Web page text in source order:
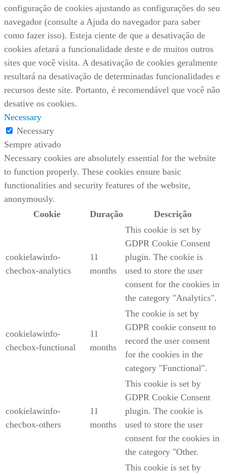
configuração de cookies ajustando as configurações do seu
navegador (consulte a Ajuda do navegador para saber
como fazer isso). Esteja ciente de que a desativação de
cookies afetará a funcionalidade deste e de muitos outros
sites que você visita. A desativação de cookies geralmente
resultará na desativação de determinadas funcionalidades e
recursos deste site. Portanto, é recomendável que você não
desative os cookies.
Necessary
Necessary
Sempre ativado
Necessary cookies are absolutely essential for the website
to function properly. These cookies ensure basic
functionalities and security features of the website,
anonymously.
Cookie
Duração Descrição
cookielawinfo-
checbox-analytics
11
months
This cookie is set by
GDPR Cookie Consent
plugin. The cookie is
used to store the user
consent for the cookies in
the category "Analytics".
cookielawinfo-
checbox-functional
11
months
The cookie is set by
GDPR cookie consent to
record the user consent
for the cookies in the
category "Functional".
cookielawinfo-
checbox-others
11
months
This cookie is set by
GDPR Cookie Consent
plugin. The cookie is
used to store the user
consent for the cookies in
the category "Other.
This cookie is set by